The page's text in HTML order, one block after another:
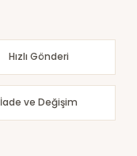
Hızlı Gönderi
İade ve Değişim